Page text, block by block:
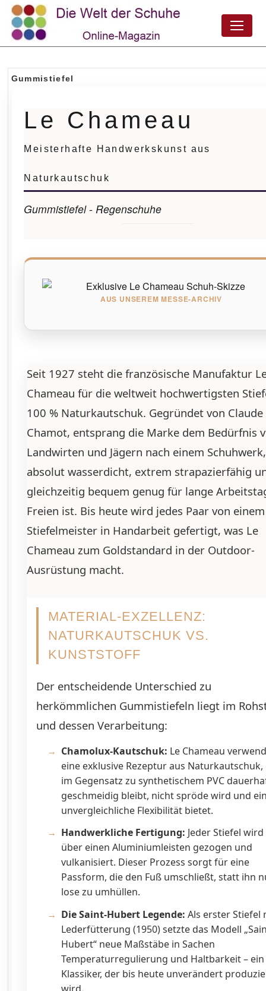
Gummistiefel
Le Chameau
Meisterhafte Handwerkskunst aus
Naturkautschuk
Gummistiefel - Regenschuhe
AUS UNSEREM MESSE-ARCHIV
Seit 1927 steht die französische Manufaktur
Chameau für die weltweit hochwertigsten
100 % Naturkautschuk. Gegründet von Claude
Chamot, entsprang die Marke dem Bedürfnis
Landwirten und Jägern nach einem
absolut wasserdicht, extrem strapazierfähig
gleichzeitig bequem genug für lange
Freien ist. Bis heute wird jedes Paar von einem
Stiefelmeister in Handarbeit gefertigt, was Le
Chameau zum Goldstandard in der Outdoor-
Ausrüstung macht.
MATERIAL-EXZELLENZ:
NATURKAUTSCHUK VS.
KUNSTSTOFF
Der entscheidende Unterschied zu
herkömmlichen Gummistiefeln liegt im
und dessen Verarbeitung:
Chamolux-Kautschuk: Le Chameau
eine exklusive Rezeptur aus Naturkautschuk,
im Gegensatz zu synthetischem PVC
geschmeidig bleibt, nicht spröde wird und
unvergleichliche Flexibilität bietet.
Handwerkliche Fertigung: Jeder Stiefel wird
über einen Aluminiumleisten gezogen und
vulkanisiert. Dieser Prozess sorgt für eine
Passform, die den Fuß umschließt, statt ihn
lose zu umhüllen.
Die Saint-Hubert Legende: Als erster Stiefel
Lederfütterung (1950) setzte das Modell
Hubert“ neue Maßstäbe in Sachen
Temperaturregulierung und Haltbarkeit – ein
Klassiker, der bis heute unverändert